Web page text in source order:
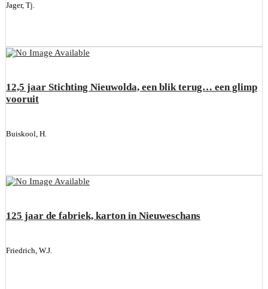
Jager, Tj.
12,5 jaar Stichting Nieuwolda, een blik terug… een glimp
vooruit
Buiskool, H.
125 jaar de fabriek, karton in Nieuweschans
Friedrich, W.J.